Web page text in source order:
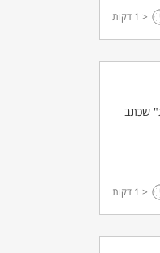
< 1 דקות
שכתב
< 1 דקות